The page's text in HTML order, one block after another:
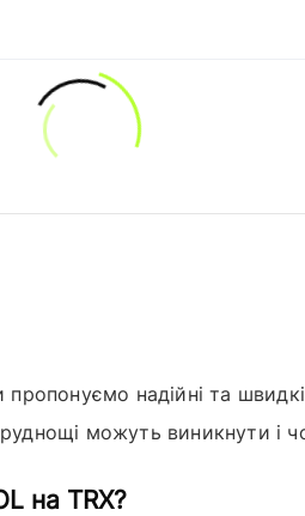
надійні та
можуть виникнути і
на TRX?